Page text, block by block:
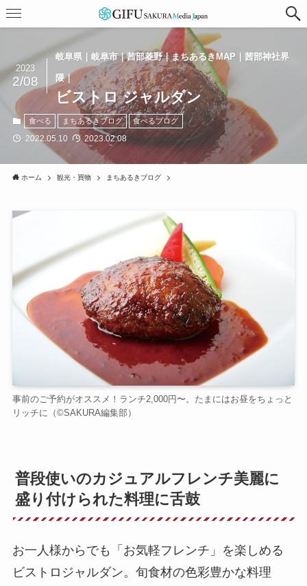
岐阜県｜岐阜市｜茜部菱野｜まちあるきMAP｜茜部神社界
隈｜
ビストロ ジャルダン
2023
2/08
食べる まちあるきブログ 食べるブログ
2022.05.10 2023.02.08
ホーム 観光・買物 まちあるきブログ
事前のご予約がオススメ！ランチ2,000円〜。たまにはお昼をちょっと
リッチに（©️SAKURA編集部）
普段使いのカジュアルフレンチ美麗に
盛り付けられた料理に舌鼓
お一人様からでも「お気軽フレンチ」を楽しめる
ビストロジャルダン。旬食材の色彩豊かな料理